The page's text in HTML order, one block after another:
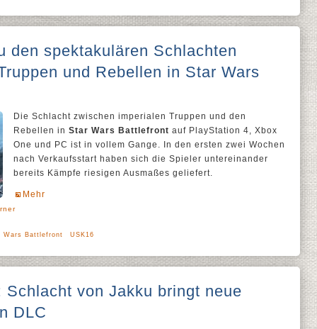
den spektakulären Schlachten
und Rebellen in Star Wars
Die Schlacht zwischen imperialen Truppen und den
Rebellen in Star Wars Battlefront auf PlayStation 4, Xbox
One und PC ist in vollem Gange. In den ersten zwei Wochen
nach Verkaufsstart haben sich die Spieler untereinander
bereits Kämpfe riesigen Ausmaßes geliefert.
Mehr
Wars Battlefront USK16
von Jakku bringt neue
DLC